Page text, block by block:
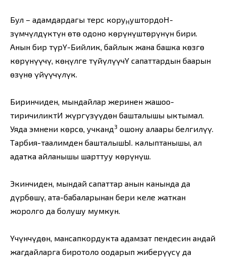
Бул – адамдардагы терс коруНуштордоН-
Өзүмчүлдүктүн өтө одоно көрүнүштөрүнүн бири.
Анын бир түрҮ-Бийлик, байлык жана башка көзгө
көрүнүүчү, көңүлге түйүлүүчҮ сапаттардын баарын
өзүнө үйүүчүлүк.
Биринчиден, мындайлар жеринен жашоо-
тиричиликтИ жүргүзүүдөн башталышы ыктымал.
Уяда эмнени көрсө, учканд3 ошону алаары белгилүү.
Тарбия-таалимден башталышЫ. калыптанышы, ал
адатка айланышы шарттуу көрүнүш.
Экинчиден, мындай сапаттар анын канында да
дүрбөшү, ата-бабаларынан бери келе жаткан
жоролго да болушу мумкун.
Үчүнчүдөн, мансапкордукта адамзат пендесин андай
жагдайларга биротоло оодарып жиберүүсү да